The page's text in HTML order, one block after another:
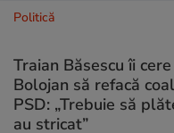
Politică
Traian Băsescu îi
Bolojan să refacă
PSD: „Trebuie să
au stricat”